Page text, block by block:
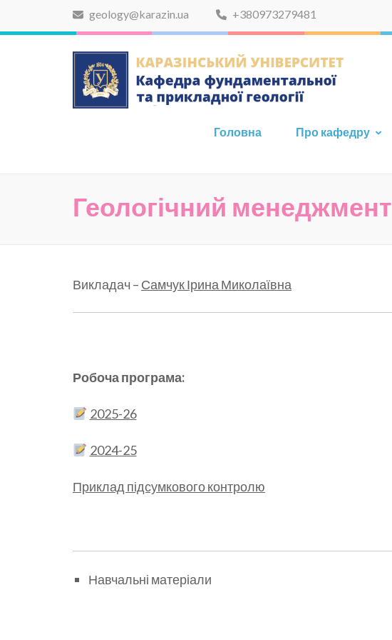
geology@karazin.ua +380973279481
Головна Про кафедру
Геологічний менеджмент
Викладач – Самчук Ірина Миколаївна
Робоча програма:
2025-26
2024-25
Приклад підсумкового контролю
Навчальні матеріали